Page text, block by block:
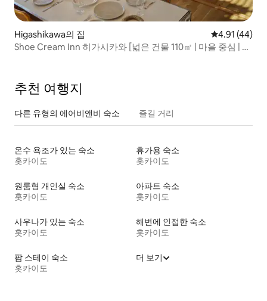
Higashikawa의 집 평점 4.91점
4.91 (44)
Shoe Cream Inn 히가시카와 [넓은 건물 110㎡ | 마을 중심 | 편
추천 여행지
다른 유형의 에어비앤비 숙소 즐길 거리
온수 욕조가 있는 숙소
홋카이도
휴가용 숙소
홋카이도
원룸형 개인실 숙소
홋카이도
아파트 숙소
홋카이도
사우나가 있는 숙소
홋카이도
해변에 인접한 숙소
홋카이도
팜 스테이 숙소
홋카이도
더 보기